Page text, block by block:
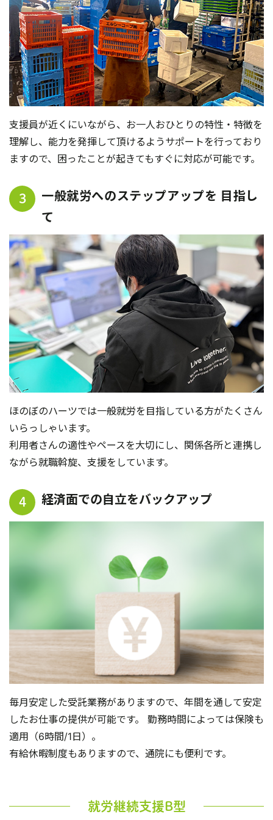
支援員が近くにいながら、お一人おひとりの特性・特徴を
理解し、能力を発揮して頂けるようサポートを行っており
ますので、困ったことが起きてもすぐに対応が可能です。
3
一般就労へのステップアップを 目指し
て
ほのぼのハーツでは一般就労を目指している方がたくさん
いらっしゃいます。
利用者さんの適性やペースを大切にし、関係各所と連携し
ながら就職斡旋、支援をしています。
4 経済面での自立をバックアップ
毎月安定した受託業務がありますので、年間を通して安定
したお仕事の提供が可能です。 勤務時間によっては保険も
適用（6時間/1日）。
有給休暇制度もありますので、通院にも便利です。
就労継続支援B型